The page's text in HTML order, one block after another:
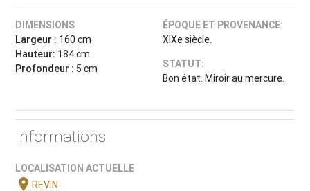
DIMENSIONS
Largeur : 160 cm
Hauteur: 184 cm
Profondeur : 5 cm
ÉPOQUE ET PROVENANCE:
XIXe siècle.
STATUT:
Bon état. Miroir au mercure.
Informations
LOCALISATION ACTUELLE
location_onREVIN